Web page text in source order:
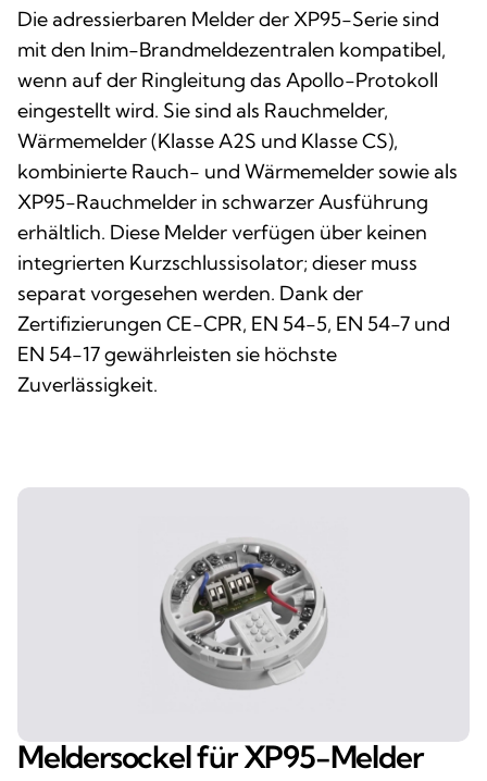
Die adressierbaren Melder der XP95-Serie sind
mit den Inim-Brandmeldezentralen kompatibel,
wenn auf der Ringleitung das Apollo-Protokoll
eingestellt wird. Sie sind als Rauchmelder,
Wärmemelder (Klasse A2S und Klasse CS),
kombinierte Rauch- und Wärmemelder sowie als
XP95-Rauchmelder in schwarzer Ausführung
erhältlich. Diese Melder verfügen über keinen
integrierten Kurzschlussisolator; dieser muss
separat vorgesehen werden. Dank der
Zertifizierungen CE-CPR, EN 54-5, EN 54-7 und
EN 54-17 gewährleisten sie höchste
Zuverlässigkeit.
Meldersockel für XP95-Melder